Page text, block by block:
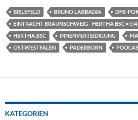
BIELEFELD BRUNO LABBADIA
DFB-
EINTRACHT BRAUNSCHWEIG - HERTHA BSC = 5:4
HERTHA BSC
INNENVERTEIDIGUNG
OSTWESTFALEN
PADERBORN
KATEGORIEN